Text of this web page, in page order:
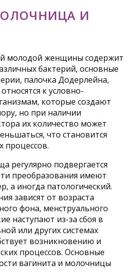
И
молодой женщины содержит
бактерий, основные
палочка Додерлейна,
к условно-
которые создают
но при наличии
их количество может
что становится
процессов.
регулярно подвергается
преобразования имеют
а иногда патологический.
зависят от возраста
фона, менструального
наступают из-за сбоя в
или других системах
возникновению и
процессов. Основные
вагинита и молочницы